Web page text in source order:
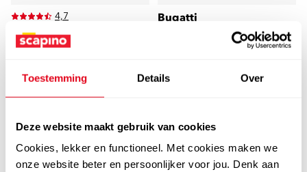
Toestemming Details Over
Deze website maakt gebruik van cookies
Cookies, lekker en functioneel. Met cookies maken we
onze website beter en persoonlijker voor jou. Denk aan
4,7
Van Beers
Van Beer suede heren
79,9969
Bugatti
Bugatti heren boots
99,99
FILTERENEN SORTEREN(8)